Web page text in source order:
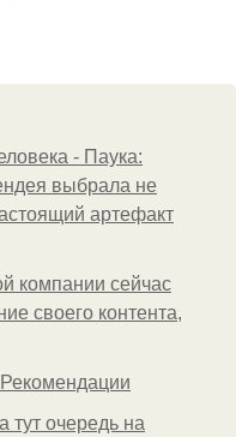
- Паука:
выбрала не
артефакт
компании сейчас
своего контента,
тут очередь на